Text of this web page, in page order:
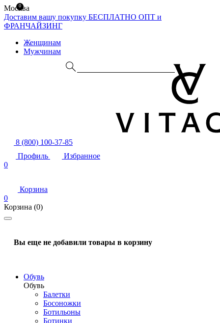
Москва
Доставим вашу покупку БЕСПЛАТНО ОПТ и
ФРАНЧАЙЗИНГ
Женщинам
Мужчинам
8 (800) 100-37-85
Профиль
Избранное
0
Корзина
0
Корзина (0)
Вы еще не добавили товары в корзину
Обувь
Обувь
Балетки
Босоножки
Ботильоны
Ботинки
0